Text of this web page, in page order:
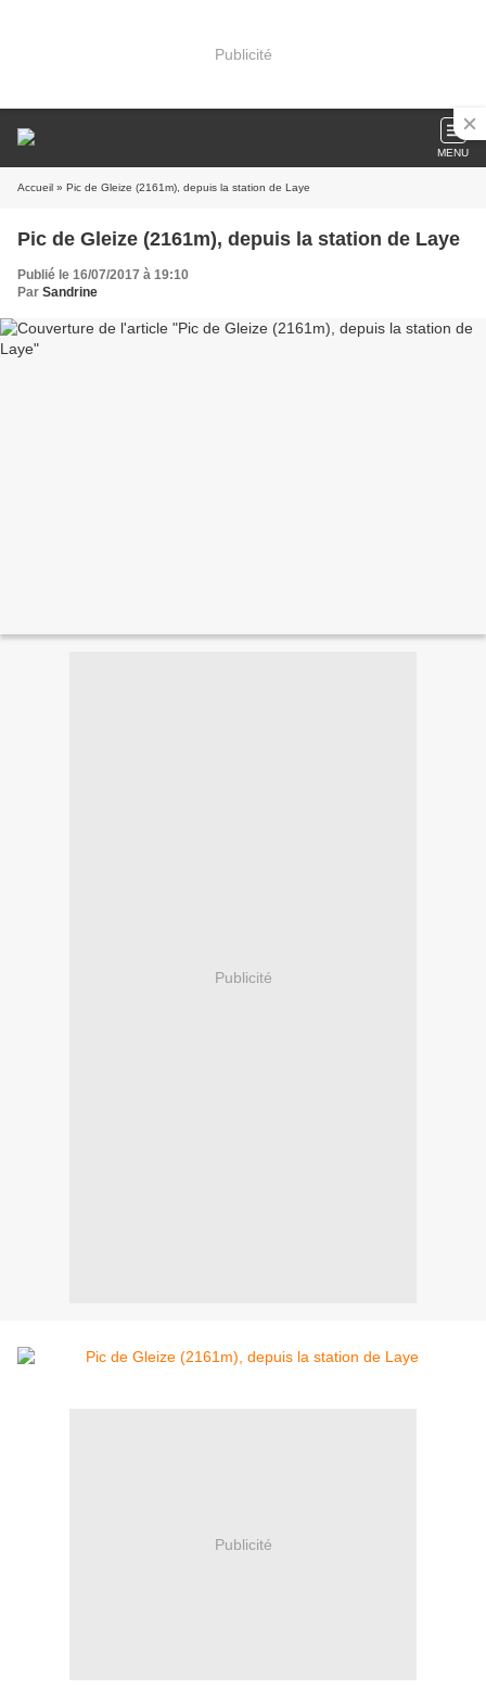
Publicité
MENU
Accueil » Pic de Gleize (2161m), depuis la station de Laye
Pic de Gleize (2161m), depuis la station de Laye
Publié le 16/07/2017 à 19:10
Par Sandrine
Publicité
Publicité